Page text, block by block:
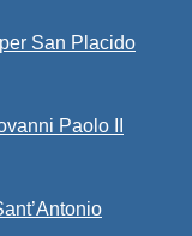
San Placido
Paolo II